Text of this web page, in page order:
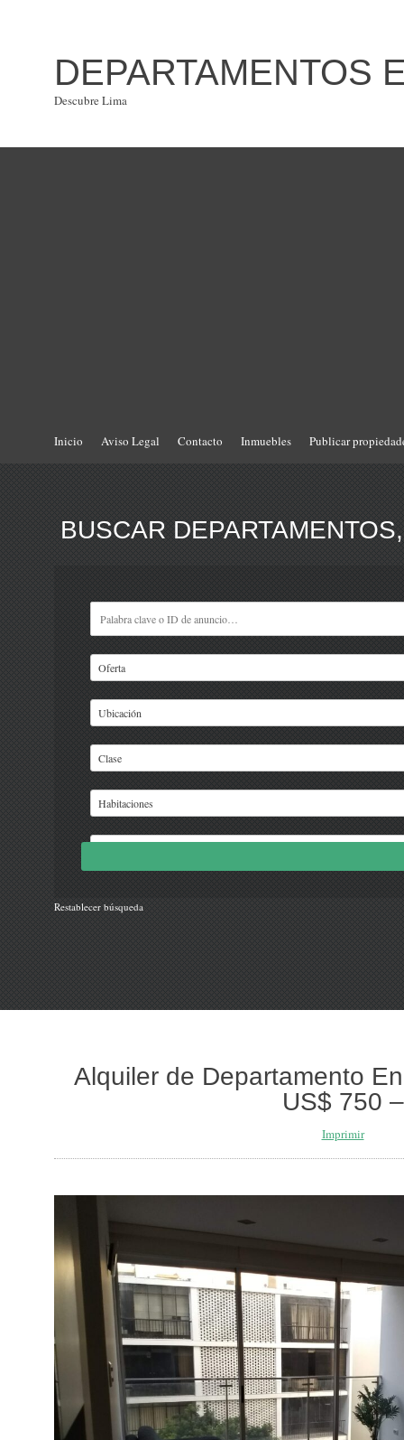
DEPARTAMENTOS
Descubre Lima
Inicio Aviso Legal Contacto Inmuebles Publicar
BUSCAR
Restablecer búsqueda
Alquiler de Departamento
US$ 750 –
Imprimir